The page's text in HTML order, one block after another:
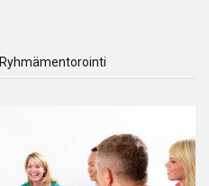
Ryhmämentorointi